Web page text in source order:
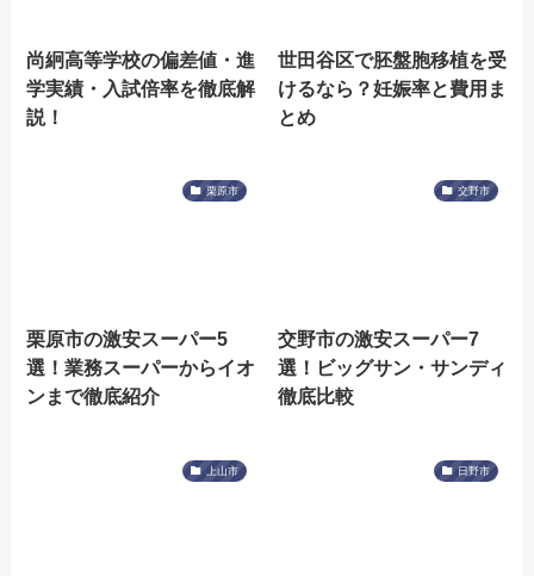
尚絅高等学校の偏差値・進
学実績・入試倍率を徹底解
説！
世田谷区で胚盤胞移植を受
けるなら？妊娠率と費用ま
とめ
栗原市
栗原市の激安スーパー5
選！業務スーパーからイオ
ンまで徹底紹介
交野市
交野市の激安スーパー7
選！ビッグサン・サンディ
徹底比較
上山市 日野市